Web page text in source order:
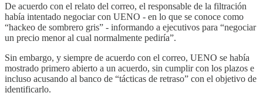
De acuerdo con el relato del correo, el responsable de la filtración
había intentado negociar con UENO - en lo que se conoce como
“hackeo de sombrero gris” - informando a ejecutivos para “negociar
un precio menor al cual normalmente pediría”.
Sin embargo, y siempre de acuerdo con el correo, UENO se había
mostrado primero abierto a un acuerdo, sin cumplir con los plazos e
incluso acusando al banco de “tácticas de retraso” con el objetivo de
identificarlo.